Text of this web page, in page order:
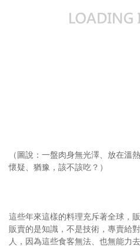
（圖說：一盤肉身無光澤、放在
懷疑、猶豫，該不該吃？）
這些年來這樣的料理充斥著全球，
販賣的是知識，不是技術，專賣給
人，因為這些食客無法、也無能力